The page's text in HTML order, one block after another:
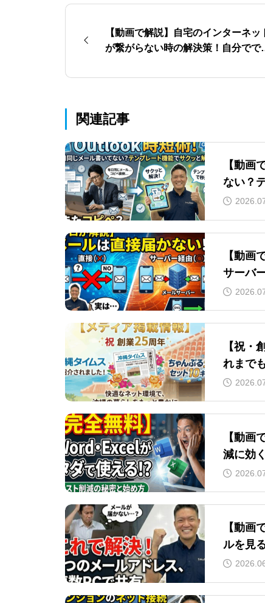
【動画で解説】自宅のインターネッ
が繋がらない時の解決策！自分でで
関連記事
【動画
ない？
【動画
サーバ
【祝・
れまで
【動画
減に効
【動画
ルを見